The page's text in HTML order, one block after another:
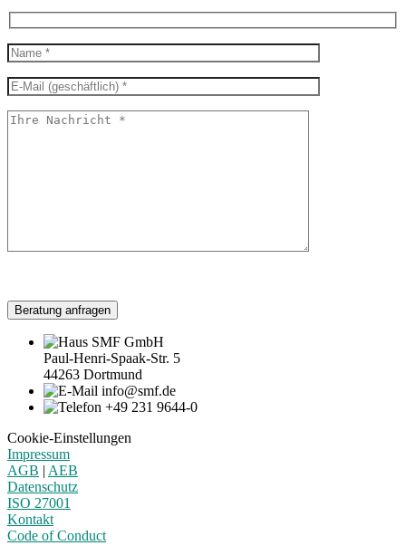
Beratung anfragen
SMF GmbH
Paul-Henri-Spaak-Str. 5
44263 Dortmund
info@smf.de
+49 231 9644-0
Cookie-Einstellungen
Impressum
AGB | AEB
Datenschutz
ISO 27001
Kontakt
Code of Conduct